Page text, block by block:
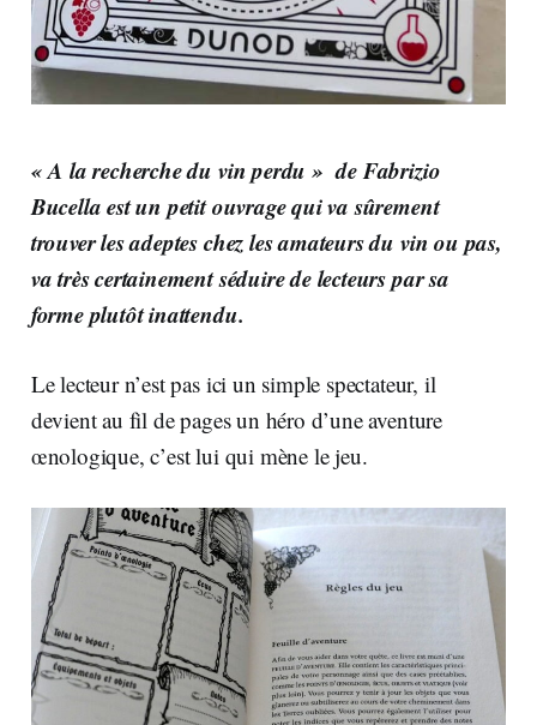
« A la recherche du vin perdu » de Fabrizio
Bucellaest un petit ouvrage qui va sûrement
trouver les adeptes chez les amateurs du vin ou pas,
va très certainement séduire de lecteurs par sa
forme plutôt inattendu.
Le lecteur n’est pas ici un simple spectateur, il
devient au fil de pages un héro d’une aventure
œnologique, c’est lui qui mène le jeu.